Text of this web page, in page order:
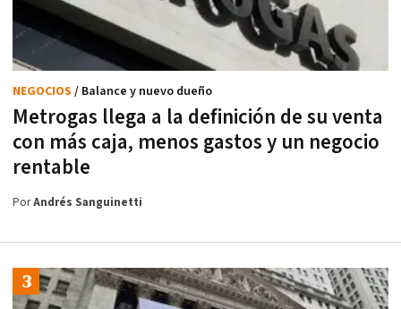
Metrogas llega a la definición de su venta
con más caja, menos gastos y un negocio
rentable
NEGOCIOS / Balance y nuevo dueño
PorAndrés Sanguinetti